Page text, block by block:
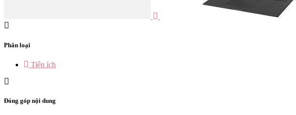
Phân loại
Tiện ích
Đóng góp nội dung